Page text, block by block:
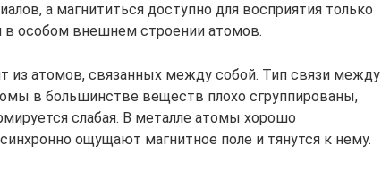
а магнититься доступно для восприятия только
в особом внешнем строении атомов.
из атомов, связанных между собой. Тип связи между
в большинстве веществ плохо сгруппированы,
слабая. В металле атомы хорошо
ощущают магнитное поле и тянутся к нему.